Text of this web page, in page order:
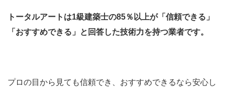
トータルアートは1級建築士の85％以上が「信頼できる」
「おすすめできる」と回答した技術力を持つ業者です。
プロの目から見ても信頼でき、おすすめできるなら安心し